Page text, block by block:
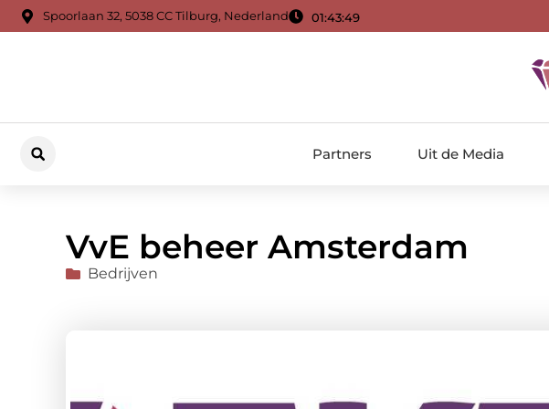
Spoorlaan 32, 5038 CC Tilburg, Nederland 01:43:50
Partners Uit de Media
VvE beheer Amsterdam
Bedrijven